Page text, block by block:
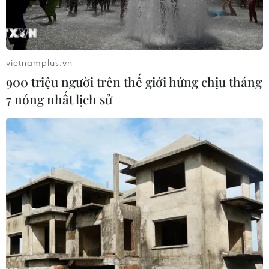
Thủ tướng Anh Rishi Sunak phát biểu tại London. (Ảnh:
AFP/TTXVN)
Trong thông điệp Năm mới 2023, Thủ tướng
Anh Rishi Sunak hứa hẹn "những điều tốt nhất
của nước Anh" sẽ được thể hiện trong những
vietnamplus.vn
900 triệu người trên thế giới hứng chịu tháng
7 nóng nhất lịch sử